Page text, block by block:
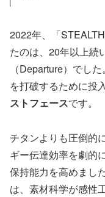
2022年、「
たのは、20年以上続
（Departure）でし
を打破するために投
ストフェースです。
チタンよりも圧倒的
ギー伝達効率を劇的
保持能力を高めまし
は、素材科学が感性